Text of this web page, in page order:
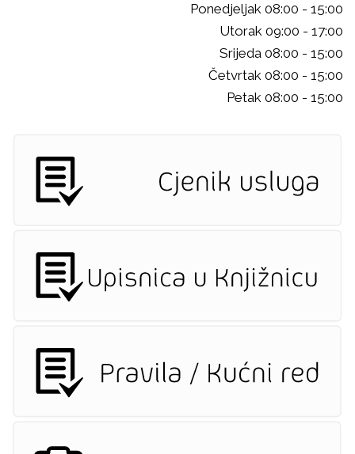
Ponedjeljak 08:00 - 15:00
Utorak 09:00 - 17:00
Srijeda 08:00 - 15:00
Četvrtak 08:00 - 15:00
Petak 08:00 - 15:00